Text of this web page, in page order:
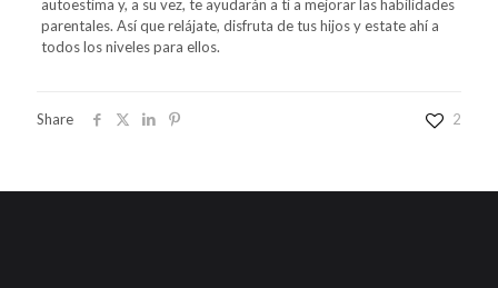
autoestima y, a su vez, te ayudarán a ti a mejorar las habilidades
parentales. Así que relájate, disfruta de tus hijos y estate ahí a
todos los niveles para ellos.
Share 2